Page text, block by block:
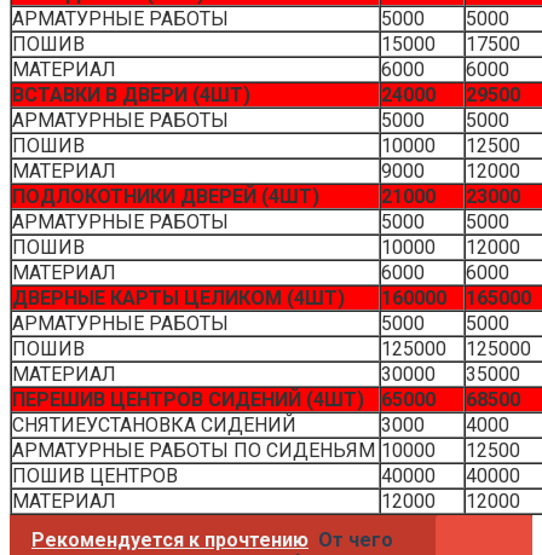
Рекомендуется к прочтению От чего
может загореться автомобиль, и как
этого не допустить
*Цены на услуги могут меняться, в связи с изменением
курса валют!
Также вы можете ознакомиться с дополнительными
услугами подробнее:
перетяжка ручек в стоимость не входит – окрас/
перетяжка 1 шт от 3000 р;
на некоторых авто необходимо снимать лобовое
стекло – 5000 р;
перетяжка крышки багажника считается отдельно
от 12500 р;
авто с сетками в люкепанораме (+ 10000 р – 1
сетка), (+20000 р – 2 сетки).
Для владельцев Infiniti QX70 – крышка багажника в
районе заднего стекла не подлежит перетяжке, в связи с
образованием конденсата. Поэтому мы производим её
окрас – 16500 р.